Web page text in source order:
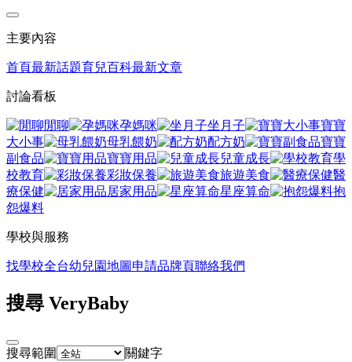
主要內容
首頁最新話題育兒百科最新文章
討論看板
閒聊 孕媽咪 坐月子
寶寶
大小事
母乳餵奶 配方奶
寶寶
副食品
寶寶用品 兒童成長
學
校教育
彩妝保養 旅遊美食
醫
療保健
居家用品 星座算命
抱
怨爆料
學校與服務
找學校全台幼兒園地圖 申請品牌頁聯絡我們
搜尋 VeryBaby
搜尋範圍 關鍵字